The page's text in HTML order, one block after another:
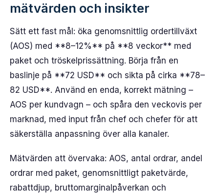
mätvärden och insikter
Sätt ett fast mål: öka genomsnittlig ordertillväxt
(AOS) med **8–12%** på **8 veckor** med
paket och tröskelprissättning. Börja från en
baslinje på **72 USD** och sikta på cirka **78–
82 USD**. Använd en enda, korrekt mätning –
AOS per kundvagn – och spåra den veckovis per
marknad, med input från chef och chefer för att
säkerställa anpassning över alla kanaler.
Mätvärden att övervaka: AOS, antal ordrar, andel
ordrar med paket, genomsnittligt paketvärde,
rabattdjup, bruttomarginalpåverkan och